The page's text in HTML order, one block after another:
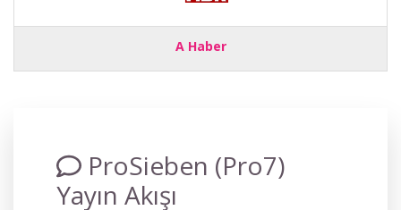
A Haber
ProSieben (Pro7)
Yayın Akışı